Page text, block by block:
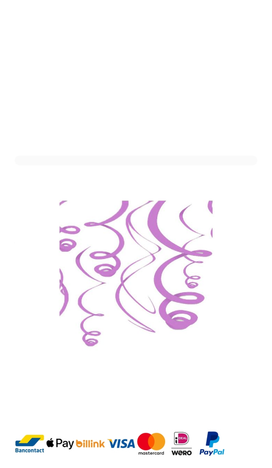
Art. nr. 1411-1PAARS
Informeer mij wanneer dit product op voorraad is
Niet op voorraad
Verpakt per 12 stuks